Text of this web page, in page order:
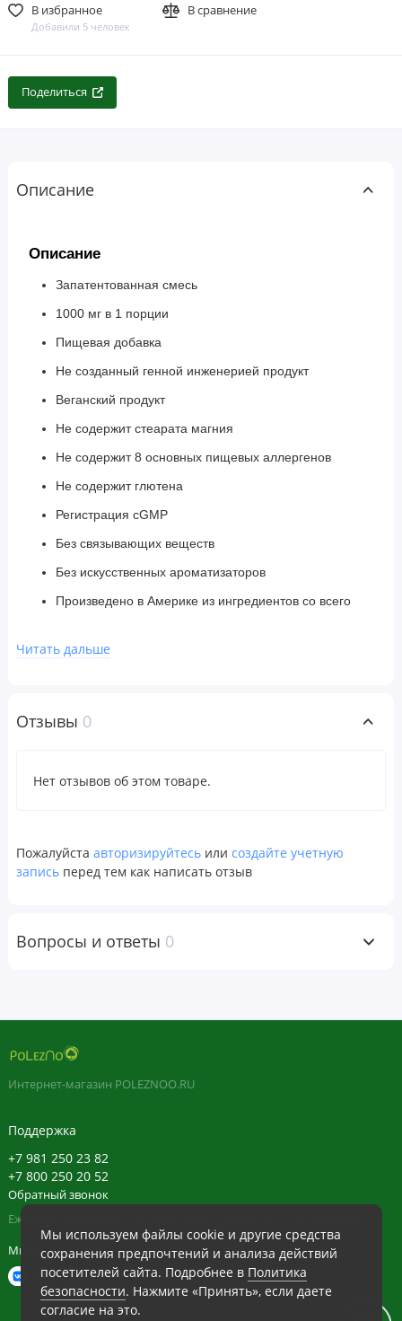
В избранное
Добавили 5 человек
В сравнение
Поделиться
Описание
Описание
Запатентованная смесь
1000 мг в 1 порции
Пищевая добавка
Не созданный генной инженерией продукт
Веганский продукт
Не содержит стеарата магния
Не содержит 8 основных пищевых аллергенов
Не содержит глютена
Регистрация cGMP
Без связывающих веществ
Без искусственных ароматизаторов
Произведено в Америке из ингредиентов со всего
Смесь TUDCA, расторопши и птеростильбена
В качестве пищевой добавки принимать по две капсулы в
Предупреждения
Хранить в месте, недоступном для детей и домашних
Перед применением во время беременности, кормления
грудью, при наличии каких-либо заболеваний или приеме
препаратов следует проконсультироваться с врачом.
потребления. Не следует использовать продукт, если
защитная пленка повреждена или отсутствует.
Хранить в сухом месте при комнатной температуре. Не
Читать дальше
Отзывы 0
Нет отзывов об этом товаре.
Пожалуйста авторизируйтесь или создайте учетную
запись перед тем как написать отзыв
Вопросы и ответы 0
Мы используем файлы cookie и другие средства
сохранения предпочтений и анализа действий
посетителей сайта. Подробнее в Политика
безопасности. Нажмите «Принять», если даете
согласие на это.
Интернет-магазин POLEZNOO.RU
Поддержка
+7 981 250 23 82
+7 800 250 20 52
Обратный звонок
Ежедневно в будние с 11:30 до 20:30, в выходные с 11:30 до 19:30
Мы в сети